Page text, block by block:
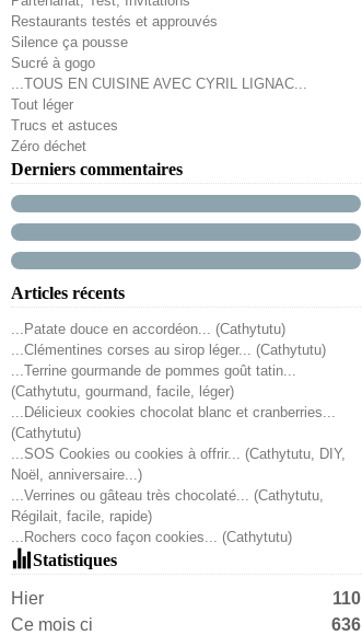
Restaurants testés et approuvés
Silence ça pousse
Sucré à gogo
...TOUS EN CUISINE AVEC CYRIL LIGNAC...
Tout léger
Trucs et astuces
Zéro déchet
Derniers commentaires
Articles récents
...Patate douce en accordéon... (Cathytutu)
...Clémentines corses au sirop léger... (Cathytutu)
...Terrine gourmande de pommes goût tatin...
(Cathytutu, gourmand, facile, léger)
...Délicieux cookies chocolat blanc et cranberries...
(Cathytutu)
...SOS Cookies ou cookies à offrir... (Cathytutu, DIY,
Noël, anniversaire...)
...Verrines ou gâteau très chocolaté... (Cathytutu,
Régilait, facile, rapide)
...Rochers coco façon cookies... (Cathytutu)
Statistiques
Hier
110
Ce mois ci
636